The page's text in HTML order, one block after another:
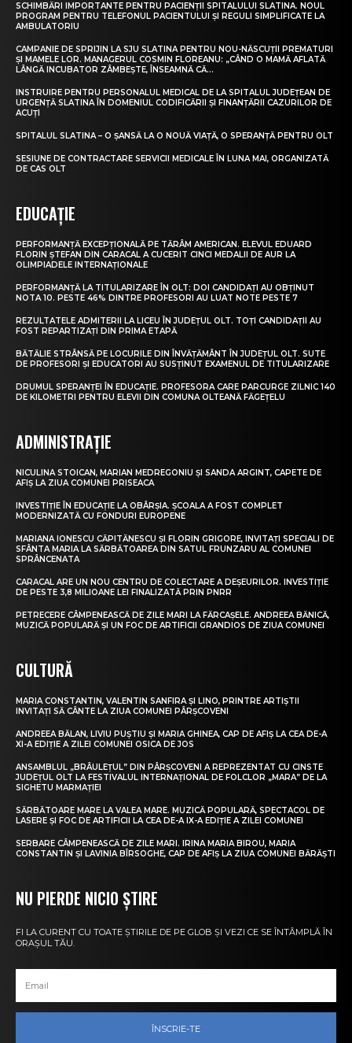
SCHIMBĂRI IMPORTANTE PENTRU PACIENȚII SPITALULUI SLATINA. NOUL
PROGRAM PENTRU TELEFONUL PACIENTULUI ȘI REGULI SIMPLIFICATE LA
AMBULATORIU
CAMPANIE DE SPRIJIN LA SJU SLATINA PENTRU NOU-NĂSCUȚII PREMATURI
ȘI MAMELE LOR. MANAGERUL COSMIN FLOREANU: „CÂND O MAMĂ AFLATĂ
LÂNGĂ INCUBATOR ZÂMBEȘTE, ÎNSEAMNĂ CĂ...
INSTRUIRE PENTRU PERSONALUL MEDICAL DE LA SPITALUL JUDEȚEAN DE
URGENȚĂ SLATINA ÎN DOMENIUL CODIFICĂRII ȘI FINANȚĂRII CAZURILOR DE
ACUȚI
SPITALUL SLATINA – O ȘANSĂ LA O NOUĂ VIAȚĂ, O SPERANȚĂ PENTRU OLT
SESIUNE DE CONTRACTARE SERVICII MEDICALE ÎN LUNA MAI, ORGANIZATĂ
DE CAS OLT
EDUCAȚIE
PERFORMANȚĂ EXCEPȚIONALĂ PE TĂRÂM AMERICAN. ELEVUL EDUARD
FLORIN ȘTEFAN DIN CARACAL A CUCERIT CINCI MEDALII DE AUR LA
OLIMPIADELE INTERNAȚIONALE
PERFORMANȚĂ LA TITULARIZARE ÎN OLT: DOI CANDIDAȚI AU OBȚINUT
NOTA 10. PESTE 46% DINTRE PROFESORI AU LUAT NOTE PESTE 7
REZULTATELE ADMITERII LA LICEU ÎN JUDEȚUL OLT. TOȚI CANDIDAȚII AU
FOST REPARTIZAȚI DIN PRIMA ETAPĂ
BĂTĂLIE STRÂNSĂ PE LOCURILE DIN ÎNVĂȚĂMÂNT ÎN JUDEȚUL OLT. SUTE
DE PROFESORI ȘI EDUCATORI AU SUSȚINUT EXAMENUL DE TITULARIZARE
DRUMUL SPERANȚEI ÎN EDUCAȚIE. PROFESORA CARE PARCURGE ZILNIC 140
DE KILOMETRI PENTRU ELEVII DIN COMUNA OLTEANĂ FĂGEȚELU
ADMINISTRAȚIE
NICULINA STOICAN, MARIAN MEDREGONIU ȘI SANDA ARGINT, CAPETE DE
AFIȘ LA ZIUA COMUNEI PRISEACA
INVESTIȚIE ÎN EDUCAȚIE LA OBÂRȘIA. ȘCOALA A FOST COMPLET
MODERNIZATĂ CU FONDURI EUROPENE
MARIANA IONESCU CĂPITĂNESCU ȘI FLORIN GRIGORE, INVITAȚI SPECIALI DE
SFÂNTA MARIA LA SĂRBĂTOAREA DIN SATUL FRUNZARU AL COMUNEI
SPRÂNCENATA
CARACAL ARE UN NOU CENTRU DE COLECTARE A DEȘEURILOR. INVESTIȚIE
DE PESTE 3,8 MILIOANE LEI FINALIZATĂ PRIN PNRR
PETRECERE CÂMPENEASCĂ DE ZILE MARI LA FĂRCAȘELE. ANDREEA BĂNICĂ,
MUZICĂ POPULARĂ ȘI UN FOC DE ARTIFICII GRANDIOS DE ZIUA COMUNEI
CULTURĂ
MARIA CONSTANTIN, VALENTIN SANFIRA ȘI LINO, PRINTRE ARTIȘTII
INVITAȚI SĂ CÂNTE LA ZIUA COMUNEI PÂRȘCOVENI
ANDREEA BĂLAN, LIVIU PUȘTIU ȘI MARIA GHINEA, CAP DE AFIȘ LA CEA DE-A
XI-A EDIȚIE A ZILEI COMUNEI OSICA DE JOS
ANSAMBLUL „BRÂULEȚUL” DIN PÂRȘCOVENI A REPREZENTAT CU CINSTE
JUDEȚUL OLT LA FESTIVALUL INTERNAȚIONAL DE FOLCLOR „MARA” DE LA
SIGHETU MARMAȚIEI
SĂRBĂTOARE MARE LA VALEA MARE. MUZICĂ POPULARĂ, SPECTACOL DE
LASERE ȘI FOC DE ARTIFICII LA CEA DE-A IX-A EDIȚIE A ZILEI COMUNEI
SERBARE CÂMPENEASCĂ DE ZILE MARI. IRINA MARIA BIROU, MARIA
CONSTANTIN ȘI LAVINIA BÎRSOGHE, CAP DE AFIȘ LA ZIUA COMUNEI BĂRĂȘTI
NU PIERDE NICIO ȘTIRE
FI LA CURENT CU TOATE ȘTIRILE DE PE GLOB ȘI VEZI CE SE ÎNTÂMPLĂ ÎN
ORAȘUL TĂU.
ÎNSCRIE-TE